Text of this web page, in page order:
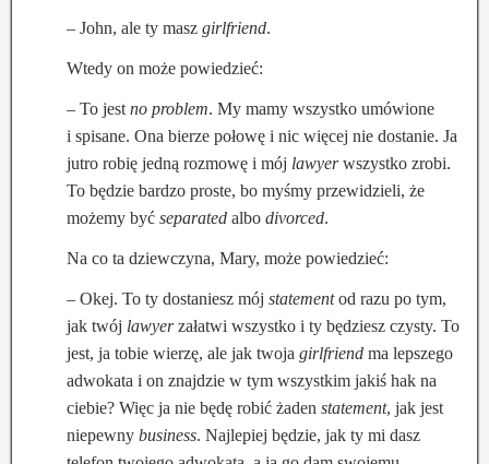
– John, ale ty masz girlfriend.
Wtedy on może powiedzieć:
– To jest no problem. My mamy wszystko umówione
i spisane. Ona bierze połowę i nic więcej nie dostanie. Ja
jutro robię jedną rozmowę i mój lawyerwszystko zrobi.
To będzie bardzo proste, bo myśmy przewidzieli, że
możemy być separated albo divorced.
Na co ta dziewczyna, Mary, może powiedzieć:
– Okej. To ty dostaniesz mój statementod razu po tym,
jak twój lawyerzałatwi wszystko i ty będziesz czysty. To
jest, ja tobie wierzę, ale jak twoja girlfriend ma lepszego
adwokata i on znajdzie w tym wszystkim jakiś hak na
ciebie? Więc ja nie będę robić żaden statement, jak jest
niepewny business. Najlepiej będzie, jak ty mi dasz